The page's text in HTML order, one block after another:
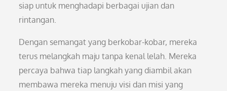
siap untuk menghadapi berbagai ujian dan
rintangan.
Dengan semangat yang berkobar-kobar, mereka
terus melangkah maju tanpa kenal lelah. Mereka
percaya bahwa tiap langkah yang diambil akan
membawa mereka menuju visi dan misi yang